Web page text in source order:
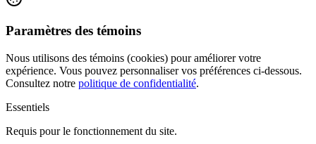
Paramètres des témoins
Nous utilisons des témoins (cookies) pour améliorer votre
expérience. Vous pouvez personnaliser vos préférences ci-dessous.
Consultez notre politique de confidentialité.
Essentiels
Requis pour le fonctionnement du site.